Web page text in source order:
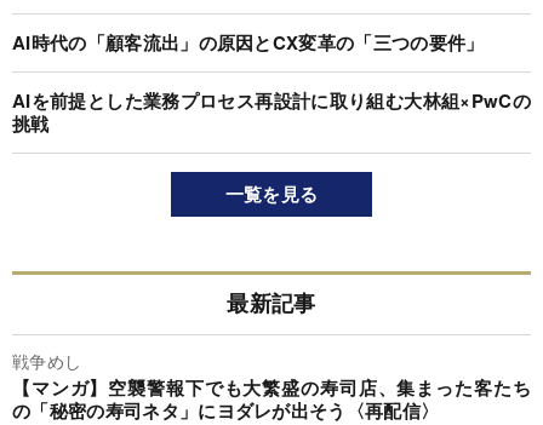
AI時代の「顧客流出」の原因とCX変革の「三つの要件」
AIを前提とした業務プロセス再設計に取り組む大林組×PwCの
挑戦
一覧を見る
最新記事
戦争めし
【マンガ】空襲警報下でも大繁盛の寿司店、集まった客たち
の「秘密の寿司ネタ」にヨダレが出そう〈再配信〉